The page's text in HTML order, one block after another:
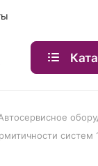
систем